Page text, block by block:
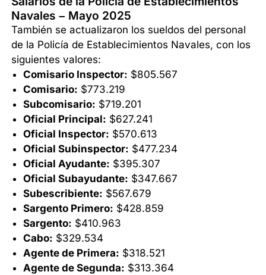
Navales – Mayo 2025
También se actualizaron los sueldos del personal
de la Policía de Establecimientos Navales, con los
siguientes valores:
Comisario Inspector: $805.567
Comisario: $773.219
Subcomisario: $719.201
Oficial Principal: $627.241
Oficial Inspector: $570.613
Oficial Subinspector: $477.234
Oficial Ayudante: $395.307
Oficial Subayudante: $347.667
Subescribiente: $567.679
Sargento Primero: $428.859
Sargento: $410.963
Cabo: $329.534
Agente de Primera: $318.521
Agente de Segunda: $313.364